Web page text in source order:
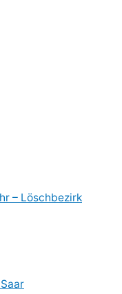
– Löschbezirk